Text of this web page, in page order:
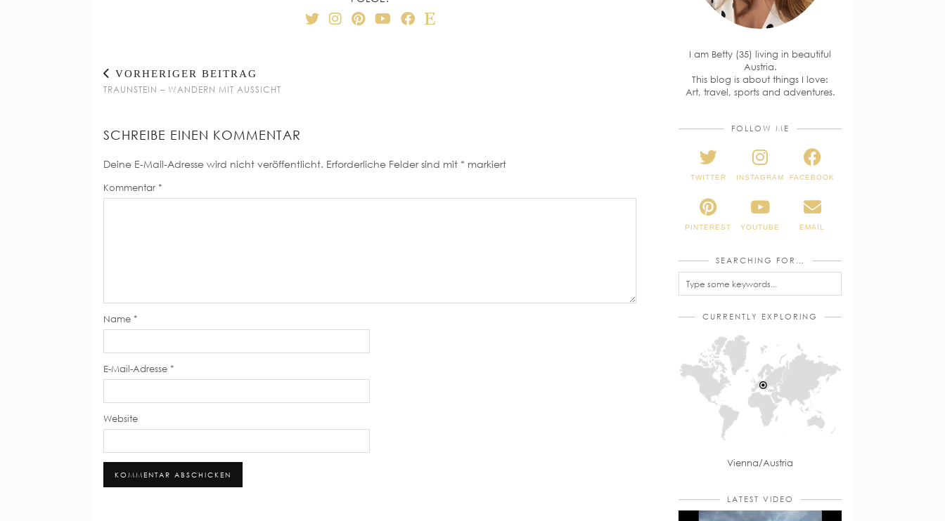
VORHERIGER BEITRAG
TRAUNSTEIN – WANDERN MIT AUSSICHT
SCHREIBE EINEN KOMMENTAR
Deine E-Mail-Adresse wird nicht veröffentlicht. Erforderliche Felder sind mit * markiert
Kommentar *
Name *
E-Mail-Adresse *
Website
I am Betty (35) living in beautiful
Austria.
This blog is about things I love:
Art, travel, sports and adventures.
FOLLOW ME
TWITTER INSTAGRAM FACEBOOK
PINTEREST YOUTUBE EMAIL
SEARCHING FOR…
CURRENTLY EXPLORING
Vienna/Austria
LATEST VIDEO